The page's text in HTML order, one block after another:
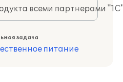
всеми партнерами
задача
питание